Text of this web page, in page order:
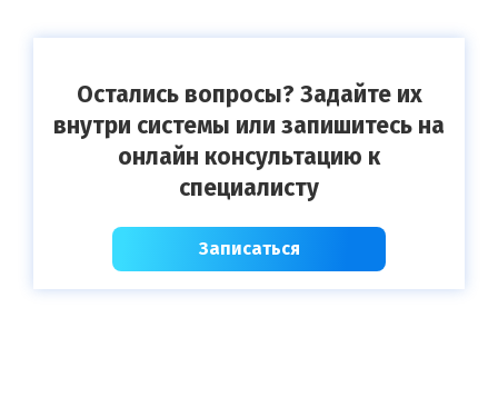
Остались вопросы? Задайте их
внутри системы или запишитесь на
онлайн консультацию к
специалисту
Записаться